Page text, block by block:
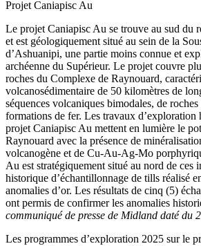
Projet Caniapisc Au
Le projet Caniapisc Au se trouve au sud du
et est géologiquement situé au sein de la
d’Ashuanipi, une partie moins connue et
archéenne du Supérieur. Le projet couvre
roches du Complexe de Raynouard,
volcanosédimentaire de 50 kilomètres de
séquences volcaniques bimodales, de
formations de fer. Les travaux d’exploration
projet Caniapisc Au mettent en lumière le
Raynouard avec la présence de
volcanogène et de Cu-Au-Ag-Mo
Au est stratégiquement situé au nord de ces
historique d’échantillonnage de tills réalisé
anomalies d’or. Les résultats de cinq (5)
ont permis de confirmer les anomalies
communiqué de presse de Midland daté du
Les programmes d’exploration 2025 sur le